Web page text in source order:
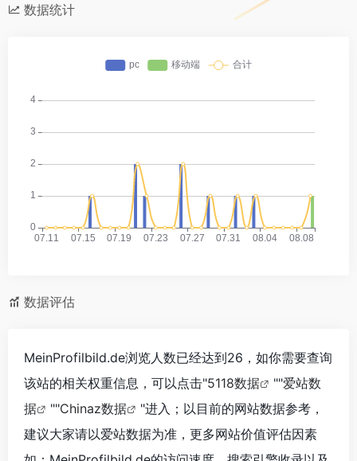
数据统计
数据评估
MeinProfilbild.de浏览人数已经达到26，如你需要查询
该站的相关权重信息，可以点击"5118数据 ""爱站数
据
""Chinaz数据
"进入；以目前的网站数据参考，
建议大家请以爱站数据为准，更多网站价值评估因素